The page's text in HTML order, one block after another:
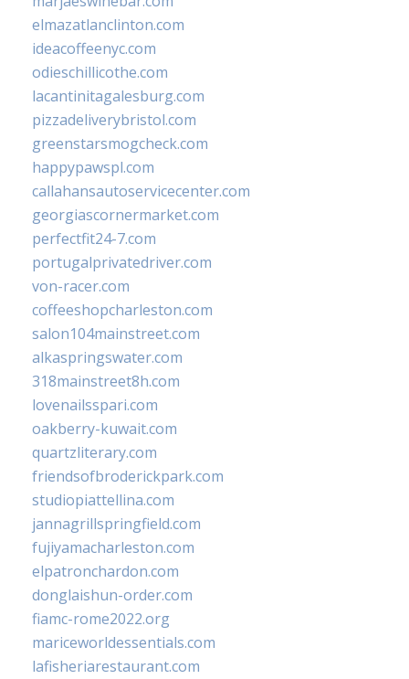
elmazatlanclinton.com
ideacoffeenyc.com
odieschillicothe.com
lacantinitagalesburg.com
pizzadeliverybristol.com
greenstarsmogcheck.com
happypawspl.com
callahansautoservicecenter.com
georgiascornermarket.com
perfectfit24-7.com
portugalprivatedriver.com
von-racer.com
coffeeshopcharleston.com
salon104mainstreet.com
alkaspringswater.com
318mainstreet8h.com
lovenailsspari.com
oakberry-kuwait.com
quartzliterary.com
friendsofbroderickpark.com
studiopiattellina.com
jannagrillspringfield.com
fujiyamacharleston.com
elpatronchardon.com
donglaishun-order.com
fiamc-rome2022.org
mariceworldessentials.com
lafisheriarestaurant.com